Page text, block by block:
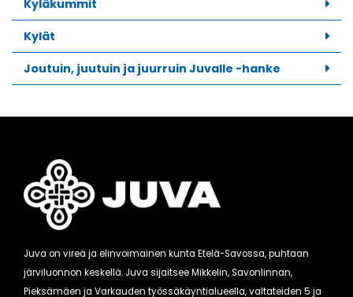
Kyläkummit
Kylät
Joutuin, juutuin ja juurruin Juvalle -hanke
Juva on vireä ja elinvoimainen kunta Etelä-Savossa, puhtaan
järviluonnon keskellä. Juva sijaitsee Mikkelin, Savonlinnan,
Pieksämäen ja Varkauden työssäkäyntialueella, valtateiden 5 ja